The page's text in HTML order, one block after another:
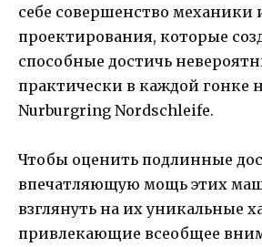
себе совершенство механики
проектирования, которые
способные достичь
практически в каждой гонке
Nurburgring Nordschleife.
Чтобы оценить подлинные
впечатляющую мощь этих
взглянуть на их уникальные
привлекающие всеобщее